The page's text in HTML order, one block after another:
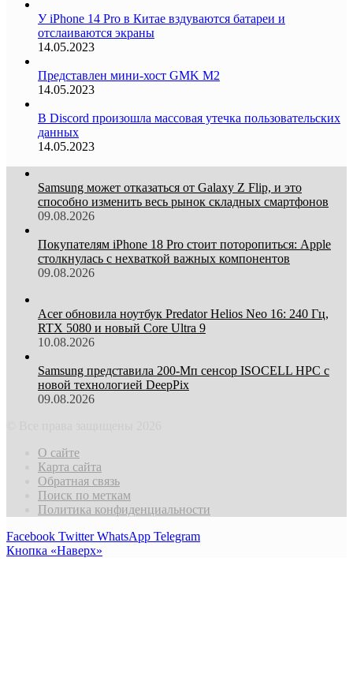
У iPhone 14 Pro в Китае вздуваются батареи и
отслаиваются экраны
14.05.2023
Представлен мини-хост GMK M2
14.05.2023
В Discord произошла массовая утечка пользовательских
данных
14.05.2023
Samsung может отказаться от Galaxy Z Flip, и это
способно изменить весь рынок складных смартфонов
09.08.2026
Покупателям iPhone 18 Pro стоит поторопиться: Apple
столкнулась с нехваткой важных компонентов
09.08.2026
Acer обновила ноутбук Predator Helios Neo 16: 240 Гц,
RTX 5080 и новый Core Ultra 9
10.08.2026
Samsung представила 200-Мп сенсор ISOCELL HPC с
новой технологией DeepPix
09.08.2026
О сайте
Карта сайта
Обратная связь
Поиск по меткам
Политика конфиденциальности
Facebook Twitter WhatsApp Telegram
Кнопка «Наверх»